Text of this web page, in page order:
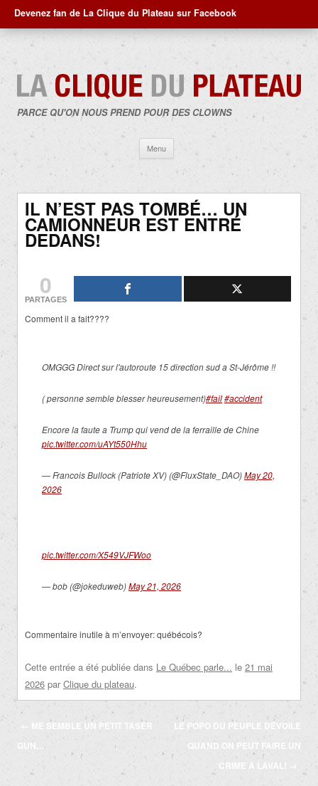
Devenez fan de La Clique du Plateau sur Facebook
PARCE QU'ON NOUS PREND POUR DES CLOWNS
Menu
contenu
IL N’EST PAS TOMBÉ… UN
CAMIONNEUR EST ENTRÉ
DEDANS!
0
PARTAGES
Comment il a fait????
OMGGG Direct sur l'autoroute 15 direction sud a St-Jérôme !!
( personne semble blesser heureusement)#fail#accident
Encore la faute a Trump qui vend de la ferraille de Chine
pic.twitter.com/uAYt550Hhu
— Francois Bullock (Patriote XV) (@FluxState_DAO)May 20,
2026
pic.twitter.com/X549VJFWoo
— bob (@jokeduweb)May 21, 2026
Commentaire inutile à m’envoyer: québécois?
Cette entrée a été publiée dans Le Québec parle... le 21 mai
2026 par Clique du plateau.
Navigation
des
←
ME SEMBLE UN PETIT TASER
GUN…
LE POPO DU PEUPLE DÉVOILE
QUAND ON PEUT FAIRE UN
CRIME À LAVAL!
→